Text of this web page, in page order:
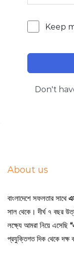
Keep
Don't
About us
বাংলাদেশে সফলতার সাথে
সাল থেকে। দীর্ঘ ৭ বছর
লক্ষ্যে আমরা নিয়ে এসেছি
প্রযুক্তিগত দিক থেকে দক্ষ